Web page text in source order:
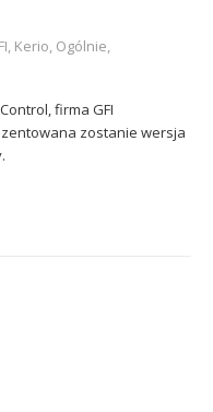
, Kerio, Ogólnie,
firma GFI
zostanie wersja